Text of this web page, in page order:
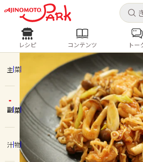
ログインするとレシピを保存で
ログイン
ホーム
コンテンツ
レシピ
人気の食材・レシピ
きゅうり なす トマト
ピーマン
みょうが ゴーヤ
レシピ コンテンツ トー
主菜
副菜
汁物